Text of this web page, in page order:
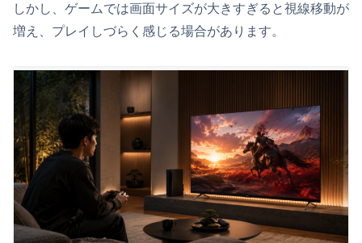
しかし、ゲームでは画面サイズが大きすぎると視線移動が
増え、プレイしづらく感じる場合があります。